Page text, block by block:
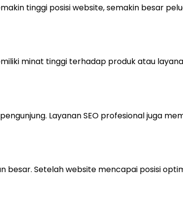
tinggi posisi website, semakin besar
minat tinggi terhadap produk atau
Layanan SEO profesional juga
Setelah website mencapai posisi